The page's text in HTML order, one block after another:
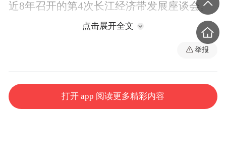
近8年召开的第4次长江经济带发展座谈会。
这次座谈会传递了哪些鲜明信息，总书记作
出了哪些重要部署？《时政新闻眼》为你解
点击展开全文
举报
打开 app 阅读更多精彩内容